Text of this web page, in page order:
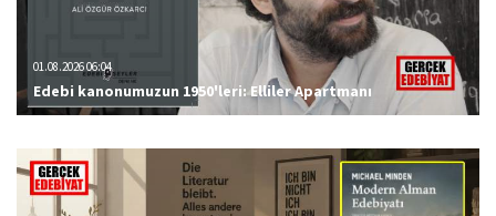
01.08.2026 06:04
Edebi kanonumuzun 1950'leri: Elliler Apartmanı